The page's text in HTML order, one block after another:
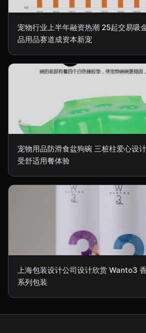
宠物行业上半年融资热潮 25起交易吸
品用品赛道成资本新宠
宠物用品防滑食盆狗碗 三桩柱爱心设
受舒适用餐体验
上海包装设计公司设计欣赏 Wanto3
系列包装